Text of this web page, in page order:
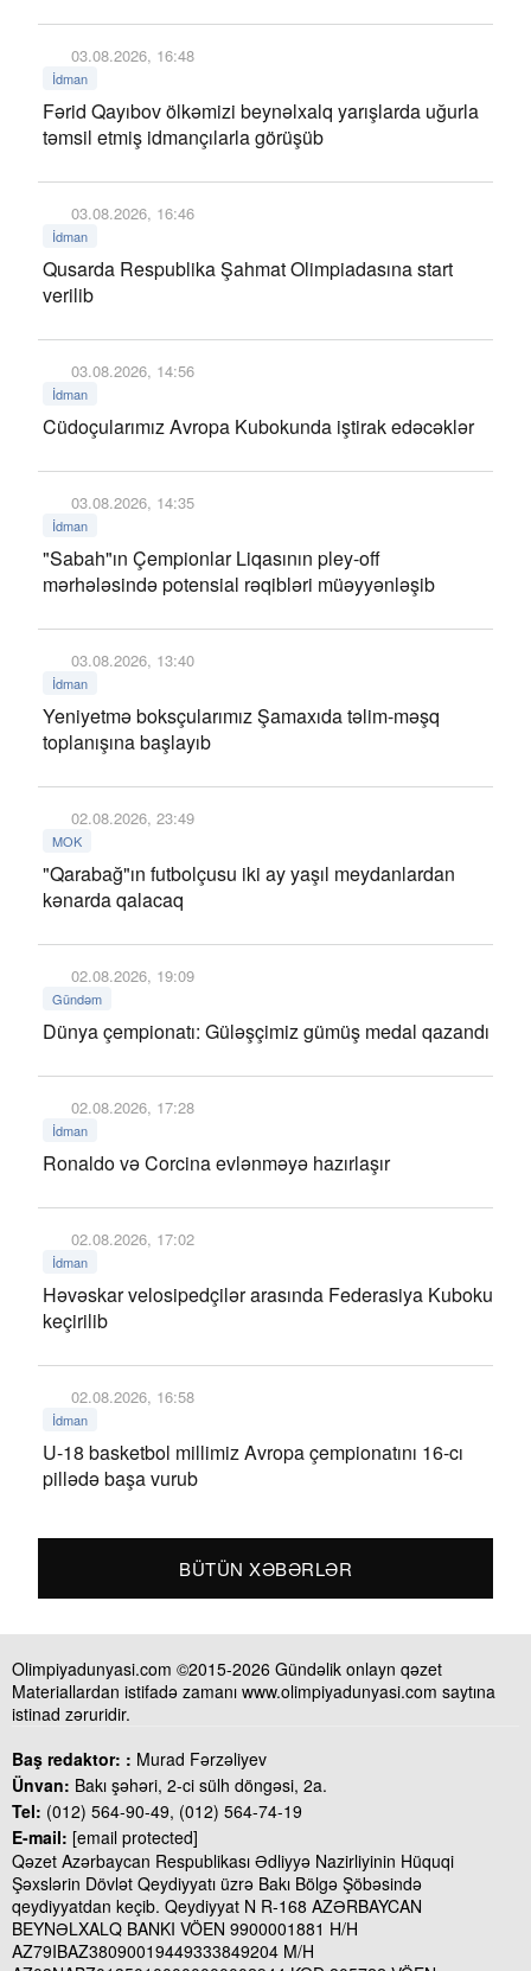
03.08.2026, 16:48
İdman
Fərid Qayıbov ölkəmizi beynəlxalq yarışlarda uğurla
təmsil etmiş idmançılarla görüşüb
03.08.2026, 16:46
İdman
Qusarda Respublika Şahmat Olimpiadasına start
verilib
03.08.2026, 14:56
İdman
Cüdoçularımız Avropa Kubokunda iştirak edəcəklər
03.08.2026, 14:35
İdman
"Sabah"ın Çempionlar Liqasının pley-off
mərhələsində potensial rəqibləri müəyyənləşib
03.08.2026, 13:40
İdman
Yeniyetmə boksçularımız Şamaxıda təlim-məşq
toplanışına başlayıb
02.08.2026, 23:49
MOK
"Qarabağ"ın futbolçusu iki ay yaşıl meydanlardan
kənarda qalacaq
02.08.2026, 19:09
Gündəm
Dünya çempionatı: Güləşçimiz gümüş medal qazandı
02.08.2026, 17:28
İdman
Ronaldo və Corcina evlənməyə hazırlaşır
02.08.2026, 17:02
İdman
Həvəskar velosipedçilər arasında Federasiya Kuboku
keçirilib
02.08.2026, 16:58
İdman
U-18 basketbol millimiz Avropa çempionatını 16-cı
pillədə başa vurub
BÜTÜN XƏBƏRLƏR
Olimpiyadunyasi.com ©2015-2026 Gündəlik onlayn qəzet
Materiallardan istifadə zamanı www.olimpiyadunyasi.com saytına
istinad zəruridir.
Baş redaktor: : Murad Fərzəliyev
Ünvan: Bakı şəhəri, 2-ci sülh döngəsi, 2a.
Tel: (012) 564-90-49, (012) 564-74-19
E-mail: [email protected]
Qəzet Azərbaycan Respublikası Ədliyyə Nazirliyinin Hüquqi
Şəxslərin Dövlət Qeydiyyatı üzrə Bakı Bölgə Şöbəsində
qeydiyyatdan keçib. Qeydiyyat N R-168 AZƏRBAYCAN
BEYNƏLXALQ BANKI VÖEN 9900001881 H/H
AZ79IBAZ38090019449333849204 M/H